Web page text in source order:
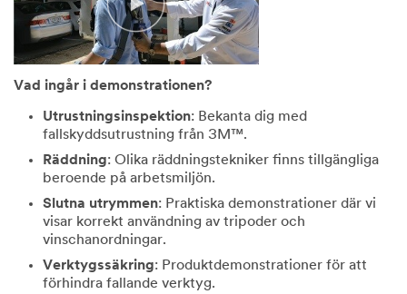
Vad ingår i demonstrationen?
Utrustningsinspektion: Bekanta dig med
fallskyddsutrustning från 3M™.
Räddning: Olika räddningstekniker finns tillgängliga
beroende på arbetsmiljön.
Slutna utrymmen: Praktiska demonstrationer där vi
visar korrekt användning av tripoder och
vinschanordningar.
Verktygssäkring: Produktdemonstrationer för att
förhindra fallande verktyg.